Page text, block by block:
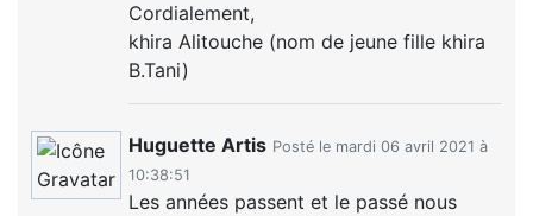
Cordialement,
khira Alitouche (nom de jeune fille khira
B.Tani)
Huguette Artis Posté le mardi 06 avril 2021 à
10:38:51
Les années passent et le passé nous